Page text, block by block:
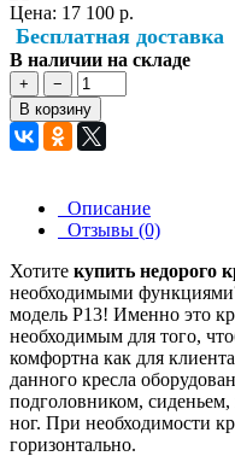
Цена: 17 100 р.
Бесплатная доставка
В наличии на складе
+
−
В корзину
Описание
Отзывы (0)
Хотите купить недорого
необходимыми
модель Р13! Именно это
необходимым для того,
комфортна как для
данного кресла
подголовником,
ног. При необходимости
горизонтально.